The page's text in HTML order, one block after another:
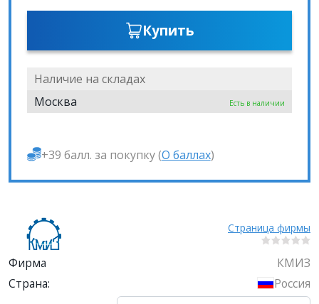
Купить
Наличие на складах
Москва
Есть в наличии
+39 балл. за покупку (О баллах)
Страница фирмы
Фирма
КМИЗ
Страна:
Россия